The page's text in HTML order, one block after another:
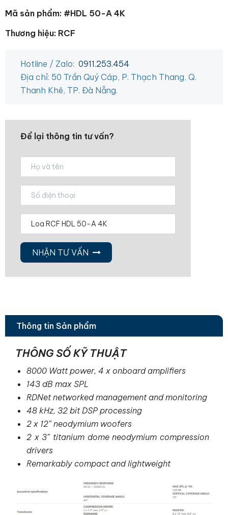
Mã sản phẩm: #HDL 50-A 4K
Thương hiệu: RCF
Hotline / Zalo: 0911.253.454
Địa chỉ: 50 Trần Quý Cáp, P. Thạch Thang, Q.
Thanh Khê, TP. Đà Nẵng.
Để lại thông tin tư vấn?
NHẬN TƯ VẤN
Thông tin Sản phẩm
THÔNG SỐ KỸ THUẬT
8000 Watt power, 4 x onboard amplifiers
143 dB max SPL
RDNet networked management and monitoring
48 kHz, 32 bit DSP processing
2 x 12” neodymium woofers
2 x 3” titanium dome neodymium compression
drivers
Remarkably compact and lightweight